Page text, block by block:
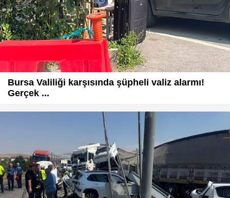
Bursa Valiliği karşısında şüpheli valiz alarmı!
Gerçek ...